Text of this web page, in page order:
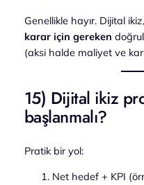
Genellikle hayır. Dijital
karar için gereken
(aksi halde maliyet ve
15) Dijital ikiz
başlanmalı?
Pratik bir yol:
Net hedef + KPI